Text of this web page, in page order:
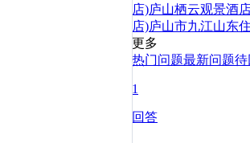
店)庐山栖云观景酒
店)庐山市九江山东
更多
热门问题最新问题待
1
回答